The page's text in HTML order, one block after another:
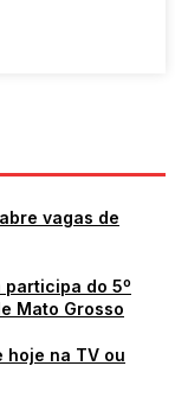
vagas de
participa do 5º
Mato Grosso
hoje na TV ou